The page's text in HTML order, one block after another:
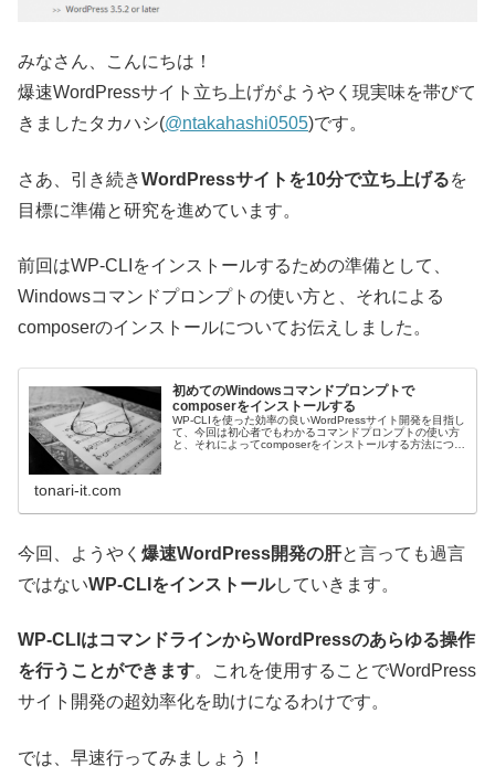
みなさん、こんにちは！
爆速WordPressサイト立ち上げがようやく現実味を帯びて
きましたタカハシ(@ntakahashi0505)です。
さあ、引き続きWordPressサイトを10分で立ち上げるを
目標に準備と研究を進めています。
前回はWP-CLIをインストールするための準備として、
Windowsコマンドプロンプトの使い方と、それによる
composerのインストールについてお伝えしました。
初めてのWindowsコマンドプロンプトで
composerをインストールする
WP-CLIを使った効率の良いWordPressサイト開発を目指し
て、今回は初心者でもわかるコマンドプロンプトの使い方
と、それによってcomposerをインストールする方法につい
tonari-it.com
今回、ようやく 爆速WordPress開発の肝と言っても過言
ではないWP-CLIをインストールしていきます。
WP-CLIはコマンドラインからWordPressのあらゆる操作
を行うことができます。これを使用することでWordPress
サイト開発の超効率化を助けになるわけです。
では、早速行ってみましょう！